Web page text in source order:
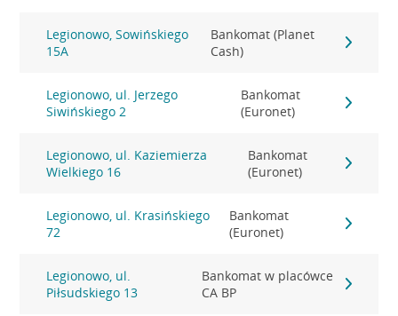
Legionowo, Sowińskiego
15A
Bankomat (Planet
Cash)
Legionowo, ul. Jerzego
Siwińskiego 2
Bankomat
(Euronet)
Legionowo, ul. Kaziemierza
Wielkiego 16
Bankomat
(Euronet)
Legionowo, ul. Krasińskiego
72
Bankomat
(Euronet)
Legionowo, ul.
Piłsudskiego 13
Bankomat w placówce
CA BP